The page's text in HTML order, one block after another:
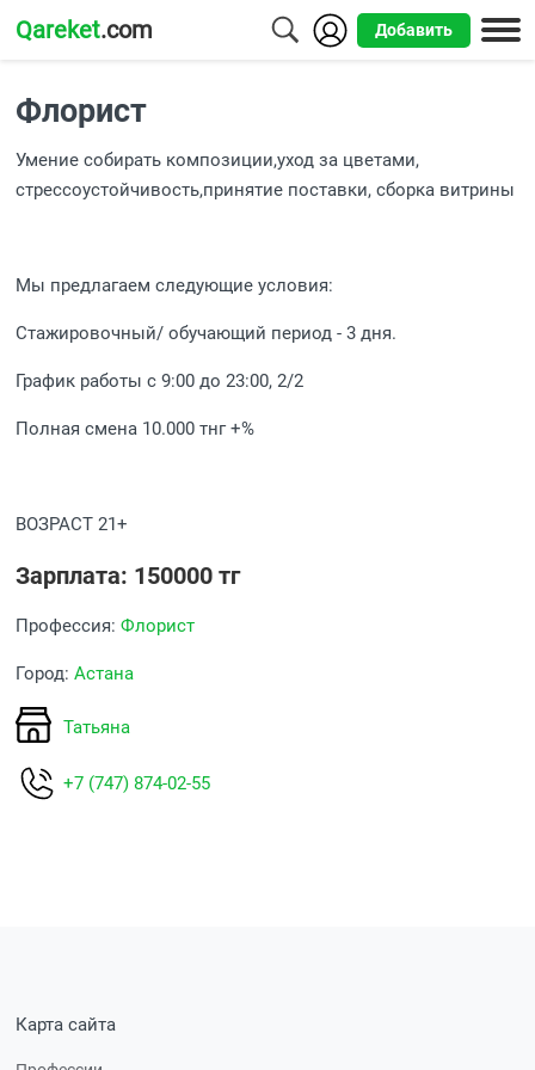
Qareket.com Добавить
Алматы
Астана
Усть-
Флорист
Умение собирать композиции,уход за цветами,
стрессоустойчивость,принятие поставки, сборка витрины
Мы предлагаем следующие условия:
Стажировочный/ обучающий период - 3 дня.
График работы с 9:00 до 23:00, 2/2
Полная смена 10.000 тнг +%
ВОЗРАСТ 21+
Зарплата: 150000 тг
Профессия:Флорист
Город:Астана
Татьяна
+7 (747) 874-02-55
Карта сайта